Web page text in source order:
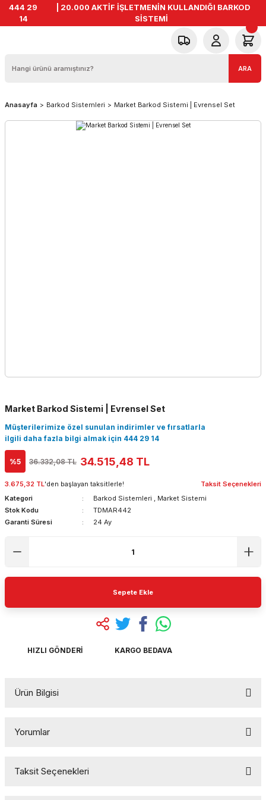
444 29
14
| 20.000 AKTİF İŞLETMENİN KULLANDIĞI BARKOD
SİSTEMİ
ARA
Anasayfa Barkod Sistemleri Market Barkod Sistemi | Evrensel Set
Market Barkod Sistemi | Evrensel Set
Müşterilerimize özel sunulan indirimler ve fırsatlarla
ilgili daha fazla bilgi almak için 444 29 14
%5 36.332,08 TL 34.515,48 TL
3.675,32 TL'den başlayan taksitlerle!
Taksit Seçenekleri
Kategori
Barkod Sistemleri , Market Sistemi
Stok Kodu
TDMAR442
Garanti Süresi
24 Ay
Sepete Ekle
HIZLI GÖNDERI KARGO BEDAVA
Ürün Bilgisi
Yorumlar
Taksit Seçenekleri